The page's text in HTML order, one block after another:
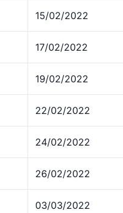
15/02/2022
17/02/2022
19/02/2022
22/02/2022
24/02/2022
26/02/2022
03/03/2022